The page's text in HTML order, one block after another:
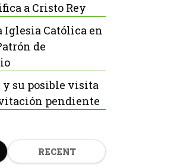
a Cristo Rey
Iglesia Católica en
de
y su posible visita
pendiente
RECENT